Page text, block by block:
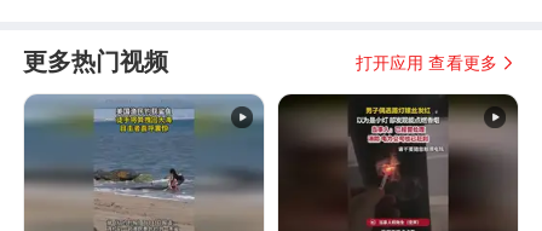
更多热门视频 打开应用 查看更多